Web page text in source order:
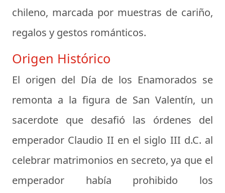
chileno, marcada por muestras de cariño,
regalos y gestos románticos.
Origen Histórico
El origen del Día de los Enamorados se
remonta a la figura de San Valentín, un
sacerdote que desafió las órdenes del
emperador Claudio II en el siglo III d.C. al
celebrar matrimonios en secreto, ya que el
emperador había prohibido los